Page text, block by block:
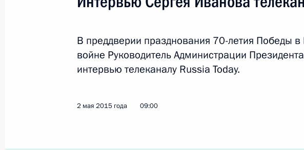
Заседание президиума Совета по межнациональным
отношениям
9 июня 2015 года, 18:30
В преддверии празднования 70-летия Победы в
войне Руководитель Администрации
интервью телеканалу Russia Today.
2 мая 2015 года 09:00